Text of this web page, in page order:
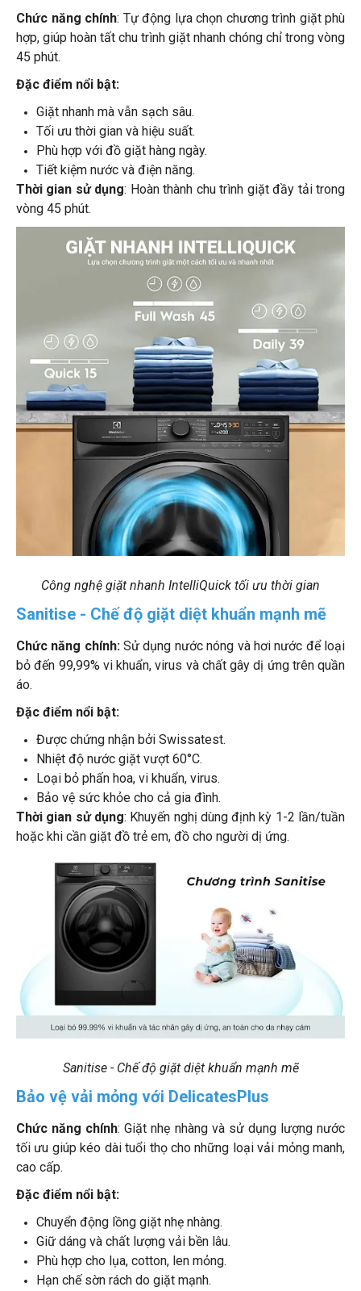
Chức năng chính: Tự động lựa chọn chương trình giặt phù
hợp, giúp hoàn tất chu trình giặt nhanh chóng chỉ trong vòng
45 phút.
Đặc điểm nổi bật:
Giặt nhanh mà vẫn sạch sâu.
Tối ưu thời gian và hiệu suất.
Phù hợp với đồ giặt hàng ngày.
Tiết kiệm nước và điện năng.
Thời gian sử dụng: Hoàn thành chu trình giặt đầy tải trong
vòng 45 phút.
Công nghệ giặt nhanh IntelliQuick tối ưu thời gian
Sanitise - Chế độ giặt diệt khuẩn mạnh mẽ
Chức năng chính:Sử dụng nước nóng và hơi nước để loại
bỏ đến 99,99% vi khuẩn, virus và chất gây dị ứng trên quần
áo.
Đặc điểm nổi bật:
Được chứng nhận bởi Swissatest.
Nhiệt độ nước giặt vượt 60°C.
Loại bỏ phấn hoa, vi khuẩn, virus.
Bảo vệ sức khỏe cho cả gia đình.
Thời gian sử dụng: Khuyến nghị dùng định kỳ 1-2 lần/tuần
hoặc khi cần giặt đồ trẻ em, đồ cho người dị ứng.
Sanitise - Chế độ giặt diệt khuẩn mạnh mẽ
Bảo vệ vải mỏng với DelicatesPlus
Chức năng chính: Giặt nhẹ nhàng và sử dụng lượng nước
tối ưu giúp kéo dài tuổi thọ cho những loại vải mỏng manh,
cao cấp.
Đặc điểm nổi bật:
Chuyển động lồng giặt nhẹ nhàng.
Giữ dáng và chất lượng vải bền lâu.
Phù hợp cho lụa, cotton, len mỏng.
Hạn chế sờn rách do giặt mạnh.